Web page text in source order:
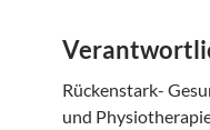
Rückenstark-
und